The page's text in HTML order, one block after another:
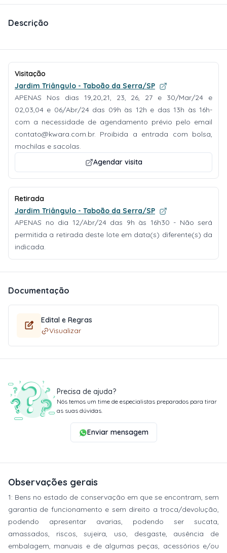
Descrição
Visitação
Jardim Triângulo - Taboão da Serra/SP
APENAS Nos dias 19,20,21, 23, 26, 27 e 30/Mar/24 e
02,03,04 e 06/Abr/24 das 09h às 12h e das 13h às 16h-
com a necessidade de agendamento prévio pelo email
contato@kwara.com.br. Proibida a entrada com bolsa,
mochilas e sacolas.
Agendar visita
Retirada
Jardim Triângulo - Taboão da Serra/SP
APENAS no dia 12/Abr/24 das 9h às 16h30 - Não será
permitida a retirada deste lote em data(s) diferente(s) da
indicada.
Documentação
Edital e Regras
Visualizar
Precisa de ajuda?
Nós temos um time de especialistas preparados para tirar
as suas dúvidas.
Enviar mensagem
Observações gerais
1: Bens no estado de conservação em que se encontram, sem
garantia de funcionamento e sem direito a troca/devolução,
podendo apresentar avarias, podendo ser sucata,
amassados, riscos, sujeira, uso, desgaste, ausência de
embalagem, manuais e de algumas peças, acessórios e/ou